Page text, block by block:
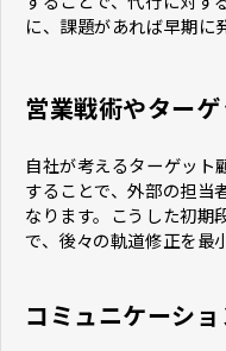
に、課題があれば早期に
営業戦術やター
自社が考えるターゲット
することで、外部の担当
なります。こうした初期
で、後々の軌道修正を最
コミュニケーシ